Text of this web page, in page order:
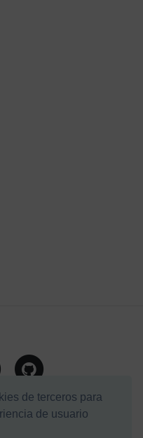
de terceros para
de usuario
de cookies
Júlvez - 2026